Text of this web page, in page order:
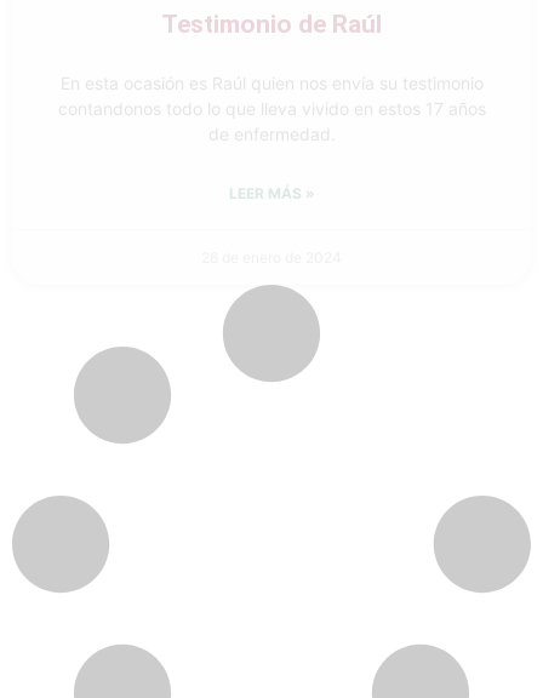
Testimonio de Raúl
En esta ocasión es Raúl quien nos envía su testimonio
contandonos todo lo que lleva vivido en estos 17 años
de enfermedad.
LEER MÁS »